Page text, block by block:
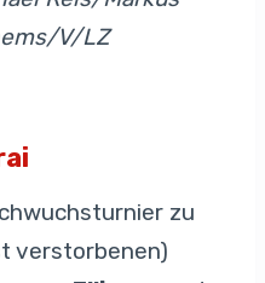
V/LZ
zu
verstorbenen)